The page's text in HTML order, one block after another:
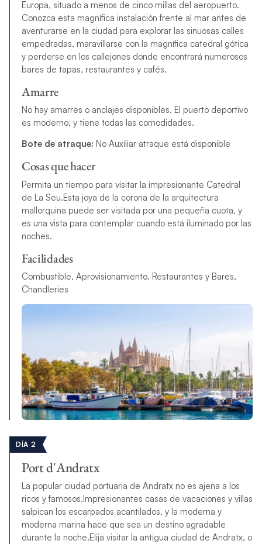
Europa, situado a menos de cinco millas del aeropuerto.
Conozca esta magnífica instalación frente al mar antes de
aventurarse en la ciudad para explorar las sinuosas calles
empedradas, maravillarse con la magnífica catedral gótica
y perderse en los callejones donde encontrará numerosos
bares de tapas, restaurantes y cafés.
Amarre
No hay amarres o anclajes disponibles. El puerto deportivo
es moderno, y tiene todas las comodidades.
Bote de atraque: No Auxiliar atraque está disponible
Cosas que hacer
Permita un tiempo para visitar la impresionante Catedral
de La Seu.Esta joya de la corona de la arquitectura
mallorquina puede ser visitada por una pequeña cuota, y
es una vista para contemplar cuando está iluminado por las
noches.
Facilidades
Combustible, Aprovisionamiento, Restaurantes y Bares,
Chandleries
DÍA 2
Port d'Andratx
La popular ciudad portuaria de Andratx no es ajena a los
ricos y famosos.Impresionantes casas de vacaciones y villas
salpican los escarpados acantilados, y la moderna y
moderna marina hace que sea un destino agradable
durante la noche.Elija visitar la antigua ciudad de Andratx, o